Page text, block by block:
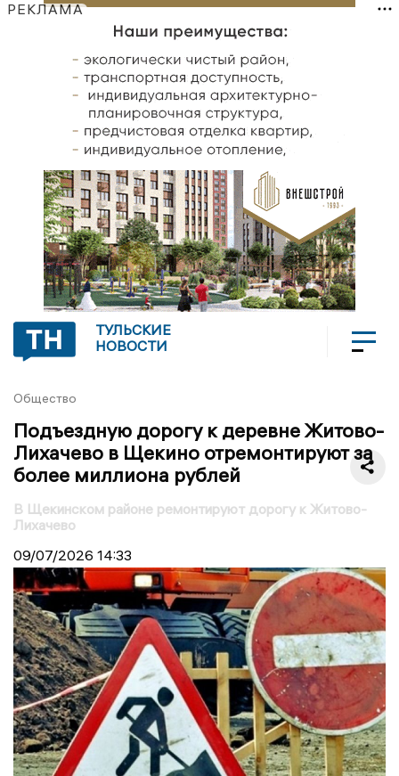
РЕКЛАМА
ТУЛЬСКИЕ
НОВОСТИ
Общество
Подъездную дорогу к деревне Житово-
Лихачево в Щекино отремонтируют за
более миллиона рублей
В Щекинском районе ремонтируют дорогу к Житово-
Лихачево
09/07/2026 14:33